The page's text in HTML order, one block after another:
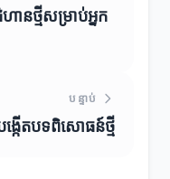
ហានថ្មីសម្រាប់អ្នក
បន្ទាប់
ង្កើតបទពិសោធន៍ថ្មី